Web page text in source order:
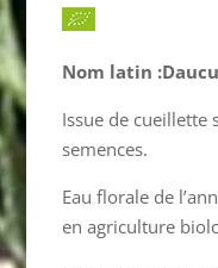
Nom latin
Issue de cueillette
semences.
Eau florale de
en agriculture